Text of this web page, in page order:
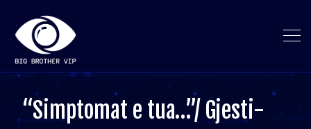
“Simptomat e tua…”/ Gjesti-